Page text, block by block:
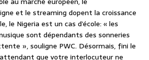
et le streaming dopent la croissance
le Nigeria est un cas d’école: « les
sont dépendants des sonneries
», souligne PWC. Désormais, fini le
que votre interlocuteur ne